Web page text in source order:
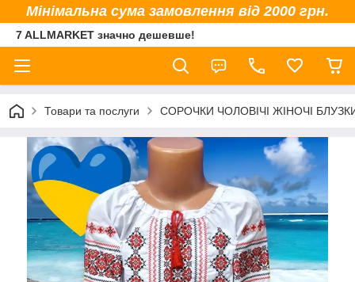
Мінімальна сума замовлення від 2000 грн.
7 ALLMARKET значно дешевше!
Товари та послуги СОРОЧКИ ЧОЛОВІЧІ ЖІНОЧІ